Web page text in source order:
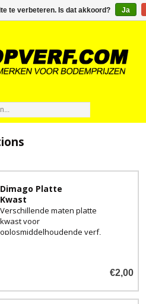
€0,00
Dimago Platte
Kwast
Verschillende maten platte
kwast voor
oplosmiddelhoudende verf,
€2,00
te verbeteren. Is dat akkoord? Ja